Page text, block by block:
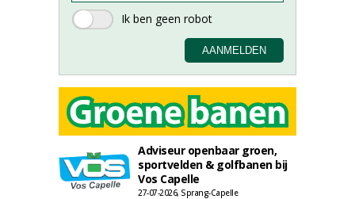
Adviseur openbaar groen,
sportvelden & golfbanen bij
Vos Capelle
27-07-2026, Sprang-Capelle